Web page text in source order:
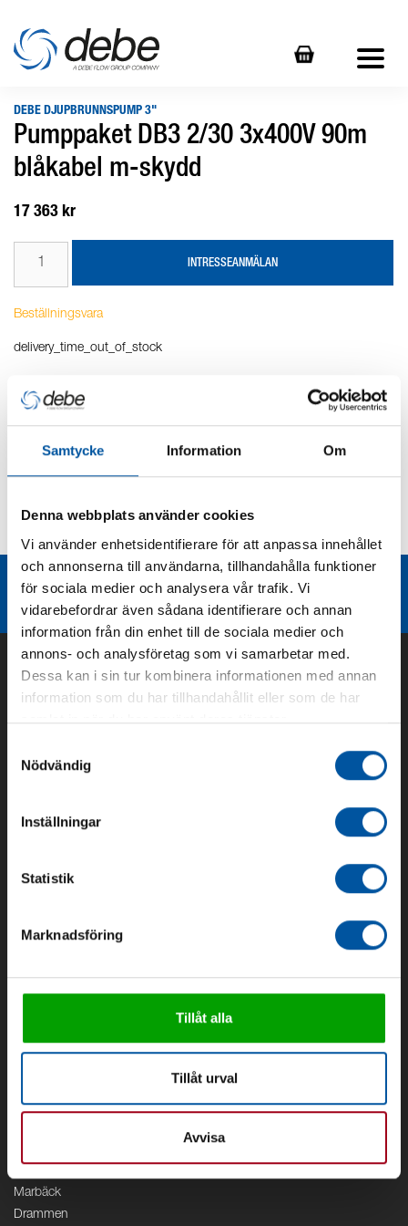
Samtycke Information Om
Denna webbplats använder cookies
Vi använder enhetsidentifierare för att anpassa innehållet
och annonserna till användarna, tillhandahålla funktioner
för sociala medier och analysera vår trafik. Vi
vidarebefordrar även sådana identifierare och annan
information från din enhet till de sociala medier och
annons- och analysföretag som vi samarbetar med.
Dessa kan i sin tur kombinera informationen med annan
information som du har tillhandahållit eller som de har
samlat in när du har använt deras tjänster.
Nödvändig
Inställningar
Statistik
Marknadsföring
Tillåt alla
Tillåt urval
Avvisa
DEBE DJUPBRUNNSPUMP 3"
Pumppaket DB3 2/30 3x400V 90m
blåkabel m-skydd
17 363 kr
INTRESSEANMÄLAN
Beställningsvara
delivery_time_out_of_stock
Produktbeskrivning
Teknisk dokumentation
Liknande produktgrupper
Områden
Vattenrening
Geoenergi
Debe
Marbäck
Drammen